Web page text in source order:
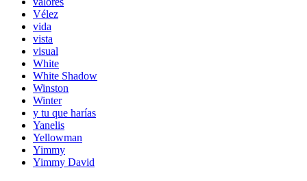
Vélez
vida
vista
visual
White
White Shadow
Winston
Winter
y tu que harías
Yanelis
Yellowman
Yimmy
Yimmy David